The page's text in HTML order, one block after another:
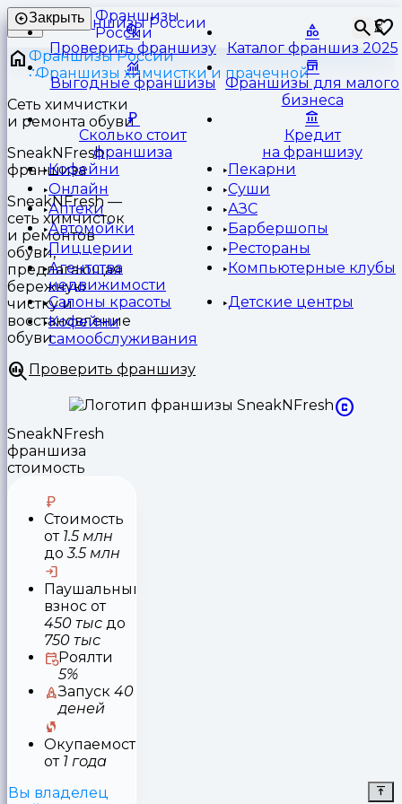
Франшизы
России
⏳
Закрыть
Проверить франшизу Каталог франшиз 2025
Выгодные франшизы Франшизы для малого
бизнеса
Сколько стоит
франшиза
Кредит
на франшизу
Кофейни
Пекарни
Онлайн
Суши
Аптеки
АЗС
Автомойки
Барбершопы
Пиццерии
Рестораны
Агентства
недвижимости
Компьютерные клубы
Салоны красоты
Детские центры
Кофейни
самообслуживания
Франшизы России
Франшизы химчистки и прачечной
Сеть химчистки
и ремонта обуви
SneakNFresh
франшиза
SneakNFresh —
сеть химчисток
и ремонтов
обуви,
предлагающая
бережную
чистку и
восстановление
обуви
Проверить франшизу
SneakNFresh
франшиза
стоимость
Стоимость
от 1.5 млн
до3.5 млн
Паушальный
взнос от
450 тыс до
750 тыс
Роялти
5%
Запуск 40
деней
Окупаемость
от 1 года
Вы владелец